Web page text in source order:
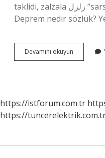
taklidi, zalzala زلزل “sarsılmış” fiilinden türemiştir.
Deprem nedir sözlük?
Devamını okuyun Deprem
Türkçe
https://istforum.com.tr
https://